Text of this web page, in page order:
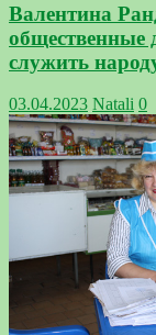
Валентина
общественные
служить
03.04.2023 Natali 0